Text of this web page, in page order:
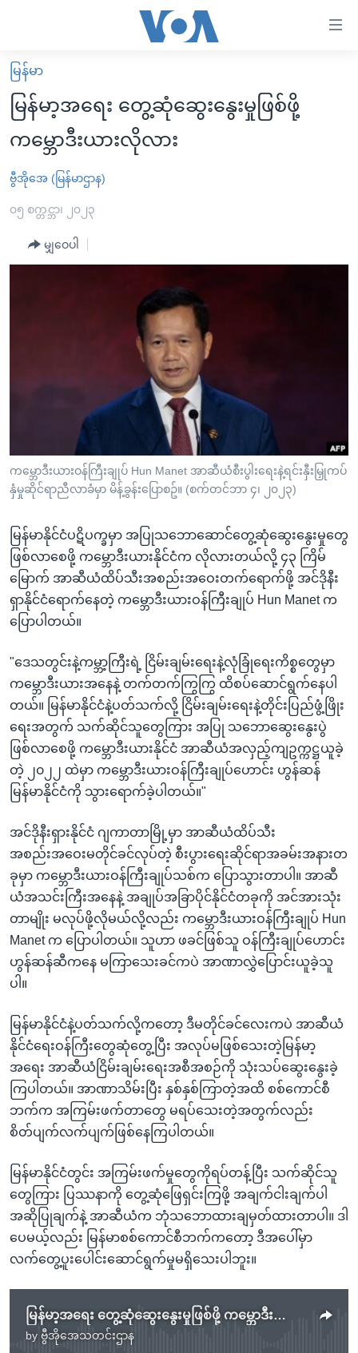
လွယ်ကူ
စေ
များ
ပင်မ
ကြည့်
ရန်
ရန်
နေရာ
သို့
ကျော်
ရန်
မူလစာမျက်နှာ
မြန်မာ
ကမ္ဘာ့သတင်းများ
နိုင်ငံတကာ
အစ္စရေး-ပါလက်စတိုင်း
ဗွီဒီယို
အင်္ဂလိပ်စာလေ့လာမယ်
ရေဒီယိုနှင့်ရုပ်သံ အချက်အလက်များ
ဗွီအိုအေ လူမှုကွန်ယက်များ
မြန်မာ
မြန်မာ့အရေး တွေ့ဆုံဆွေးနွေးမှုဖြစ်ဖို့
ကမ္ဘောဒီးယားလိုလား
ဗွီအိုအေ (မြန်မာဌာန)
၀၅ စက္တင္ဘာ၊ ၂၀၂၃
မျှဝေပါ
ကမ္ဘောဒီးယားဝန်ကြီးချုပ် Hun Manet အာဆီယံစီးပွါးရေးနဲ့ရင်းနှီးမြှုကပ်
နှံမှုဆိုင်ရာညီလာခံမှာ မိန့်ခွန်းပြောစဥ်။ (စက်တင်ဘာ ၄၊ ၂၀၂၃)
မြန်မာနိုင်ငံပဋိပက္ခမှာ အပြုသဘောဆောင်တွေ့ဆုံဆွေးနွေးမှုတွေ
ဖြစ်လာစေဖို့ ကမ္ဘောဒီးယားနိုင်ငံက လိုလားတယ်လို့ ၄၃ ကြိမ်
မြောက် အာဆီယံထိပ်သီးအစည်းအဝေးတက်ရောက်ဖို့ အင်ဒိုနီး
ရှာနိုင်ငံရောက်နေတဲ့ ကမ္ဘောဒီးယားဝန်ကြီးချုပ် Hun Manet က
ပြောပါတယ်။
"ဒေသတွင်းနဲ့ကမ္ဘာ့ကြီးရဲ့ ငြိမ်းချမ်းရေးနဲ့လုံခြုံရေးကိစ္စတွေမှာ
ကမ္ဘောဒီးယားအနေနဲ့ တက်တက်ကြွကြွ ထိစပ်ဆောင်ရွက်နေပါ
တယ်။ မြန်မာနိုင်ငံနဲ့ပတ်သက်လို့ ငြိမ်းချမ်းရေးနဲ့တိုင်းပြည်ဖွံ့ဖြိုး
ရေးအတွက် သက်ဆိုင်သူတွေကြား အပြု သဘောဆွေးနွေးပွဲ
ဖြစ်လာစေဖို့ ကမ္ဘောဒီးယားနိုင်ငံ အာဆီယံအလှည့်ကျဥက္ကဋ္ဌယူခဲ့
တဲ့ ၂၀၂၂ ထဲမှာ ကမ္ဘောဒီးယားဝန်ကြီးချုပ်ဟောင်း ဟွန်ဆန်
မြန်မာနိုင်ငံကို သွားရောက်ခဲ့ပါတယ်။"
အင်ဒိုနီးရှားနိုင်ငံ ဂျကာတာမြို့မှာ အာဆီယံထိပ်သီး
အစည်းအဝေးမတိုင်ခင်လုပ်တဲ့ စီးပွားရေးဆိုင်ရာအခမ်းအနားတ
ခုမှာ ကမ္ဘောဒီးယားဝန်ကြီးချုပ်သစ်က ပြောသွားတာပါ။ အာဆီ
ယံအသင်းကြီးအနေနဲ့ အချုပ်အခြာပိုင်နိုင်ငံတခုကို အင်အားသုံး
တာမျိုး မလုပ်ဖို့လိုမယ်လို့လည်း ကမ္ဘောဒီးယားဝန်ကြီးချုပ် Hun
Manet က ပြောပါတယ်။ သူဟာ ဖခင်ဖြစ်သူ ဝန်ကြီးချုပ်ဟောင်း
ဟွန်ဆန်ဆီကနေ မကြာသေးခင်ကပဲ အာဏာလွှဲပြောင်းယူခဲ့သူ
ပါ။
မြန်မာနိုင်ငံနဲ့ပတ်သက်လို့ကတော့ ဒီမတိုင်ခင်လေးကပဲ အာဆီယံ
နိုင်ငံရေးဝန်ကြီးတွေဆုံတွေ့ပြီး အလုပ်မဖြစ်သေးတဲ့မြန်မာ့
အရေး အာဆီယံငြိမ်းချမ်းရေးအစီအစဉ်ကို သုံးသပ်ဆွေးနွေးခဲ့
ကြပါတယ်။ အာဏာသိမ်းပြီး နှစ်နှစ်ကြာတဲ့အထိ စစ်ကောင်စီ
ဘက်က အကြမ်းဖက်တာတွေ မရပ်သေးတဲ့အတွက်လည်း
စိတ်ပျက်လက်ပျက်ဖြစ်နေကြပါတယ်။
မြန်မာနိုင်ငံတွင်း အကြမ်းဖက်မှုတွေကိုရပ်တန့်ပြီး သက်ဆိုင်သူ
တွေကြား ပြဿနာကို တွေ့ဆုံဖြေရှင်းကြဖို့ အချက်ငါးချက်ပါ
အဆိုပြုချက်နဲ့ အာဆီယံက ဘုံသဘောထားချမှတ်ထားတာပါ။ ဒါ
ပေမယ့်လည်း မြန်မာစစ်ကောင်စီဘက်ကတော့ ဒီအပေါ်မှာ
လက်တွေ့ပူးပေါင်းဆောင်ရွက်မှုမရှိသေးပါဘူး။
မြန်မာ့အရေး တွေ့ဆုံဆွေးနွေးမှုဖြစ်ဖို့ ကမ္ဘောဒီးယားလိုလား
by ဗွီအိုအေသတင်းဌာန
No media source currently available